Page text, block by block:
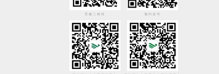
官微二维码 预约挂号